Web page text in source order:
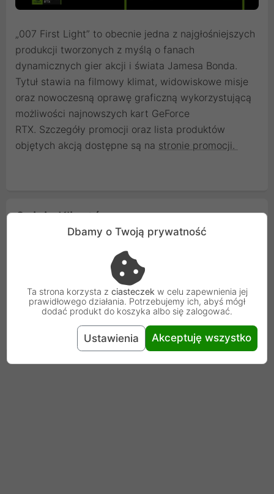
„007 First Light” to obecnie jedna z najgłośniejszych
produkcji tworzonych z myślą o fanach
dynamicznych gier akcji i świata Jamesa Bonda.
Tytuł stawia na filmowy klimat, widowiskowe misje
oraz nowoczesną oprawę graficzną wykorzystującą
możliwości najnowszych kart GeForce
RTX. Szczegóły promocji oraz lista produktów
objętych akcją dostępne są na stronie promocji.
Opinie Klientów
Dodaj pierwszą opinię: Promocja NVIDIA GeForce
RTX 50 z grą „007 First Light” została przedłużona!
Dodaj pierwszą opinię...
Dbamy o Twoją prywatność
Ta strona korzysta z ciasteczek w celu zapewnienia jej
prawidłowego działania. Potrzebujemy ich, abyś mógł
dodać produkt do koszyka albo się zalogować.
Ustawienia Akceptuję wszystko